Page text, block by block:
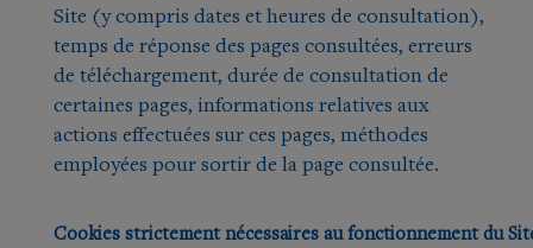
Site (y compris dates et heures de consultation),
temps de réponse des pages consultées, erreurs
de téléchargement, durée de consultation de
certaines pages, informations relatives aux
actions effectuées sur ces pages, méthodes
employées pour sortir de la page consultée.
Cookies strictement nécessaires au fonctionnement du